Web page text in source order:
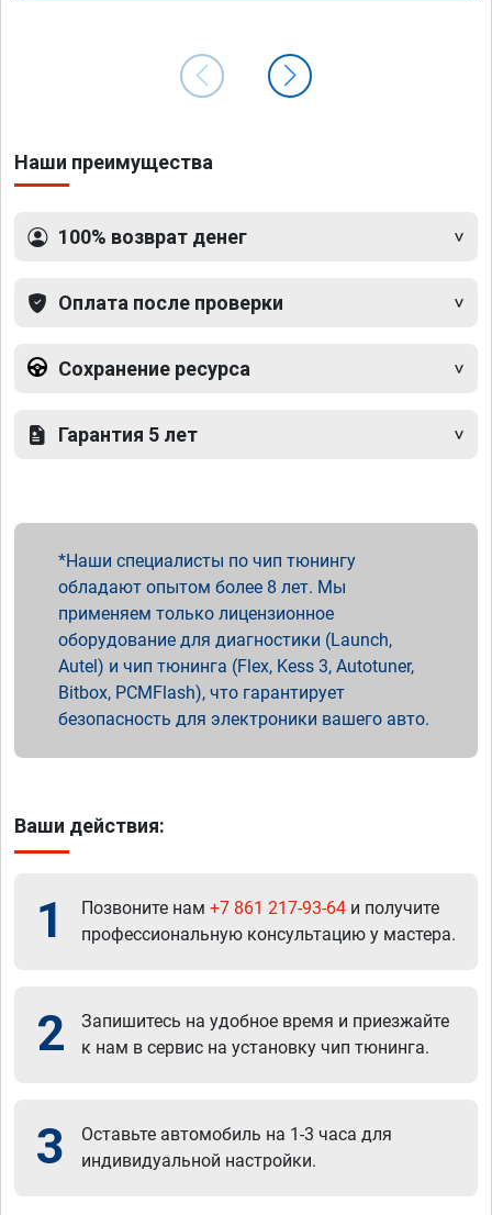
Наши преимущества
100% возврат денег
Оплата после проверки
Сохранение ресурса
Гарантия 5 лет
Наши специалисты по чип тюнингу
обладают опытом более 8 лет. Мы
применяем только лицензионное
оборудование для диагностики (Launch,
Autel) и чип тюнинга (Flex, Kess 3, Autotuner,
Bitbox, PCMFlash), что гарантирует
безопасность для электроники вашего авто.
Ваши действия:
1 Позвоните нам +7 861 217-93-64 и получите
профессиональную консультацию у мастера.
2
Запишитесь на удобное время и приезжайте
к нам в сервис на установку чип тюнинга.
3
Оставьте автомобиль на 1-3 часа для
индивидуальной настройки.